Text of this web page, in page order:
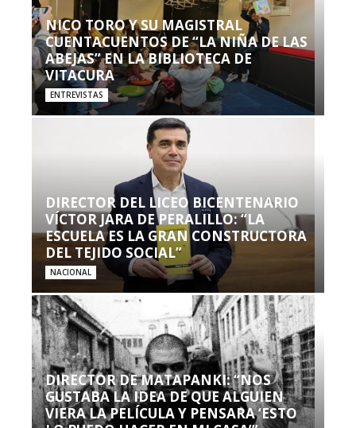
NICO TORO Y SU MAGISTRAL
CUENTACUENTOS DE “LA NIÑA DE LAS
ABEJAS” EN LA BIBLIOTECA DE
VITACURA
ENTREVISTAS
DIRECTOR DEL LICEO BICENTENARIO
VÍCTOR JARA DE PERALILLO: “LA
ESCUELA ES LA GRAN CONSTRUCTORA
DEL TEJIDO SOCIAL”
NACIONAL
DIRECTOR DE MATAPANKI: “NOS
GUSTABA LA IDEA DE QUE ALGUIEN
VIERA LA PELÍCULA Y PENSARA ‘ESTO